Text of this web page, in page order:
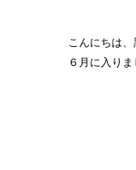
こんにちは
６月に入り